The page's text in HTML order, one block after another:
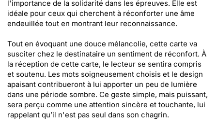
l'importance de la solidarité dans les épreuves. Elle est
idéale pour ceux qui cherchent à réconforter une âme
endeuillée tout en montrant leur reconnaissance.
Tout en évoquant une douce mélancolie, cette carte va
susciter chez le destinataire un sentiment de réconfort. À
la réception de cette carte, le lecteur se sentira compris
et soutenu. Les mots soigneusement choisis et le design
apaisant contribueront à lui apporter un peu de lumière
dans une période sombre. Ce geste simple, mais puissant,
sera perçu comme une attention sincère et touchante, lui
rappelant qu’il n'est pas seul dans son chagrin.